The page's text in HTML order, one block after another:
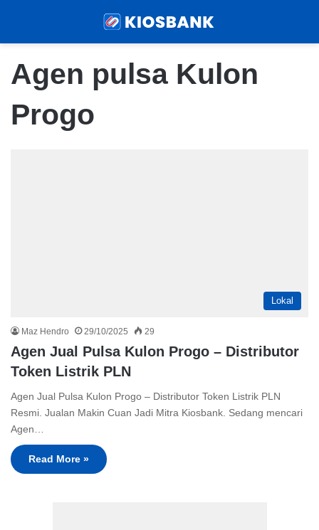
Agen pulsa Kulon
Progo
Lokal
Maz Hendro 29/10/2025 29
Agen Jual Pulsa Kulon Progo – Distributor
Token Listrik PLN
Agen Jual Pulsa Kulon Progo – Distributor Token Listrik PLN
Resmi. Jualan Makin Cuan Jadi Mitra Kiosbank. Sedang mencari
Agen…
Read More »